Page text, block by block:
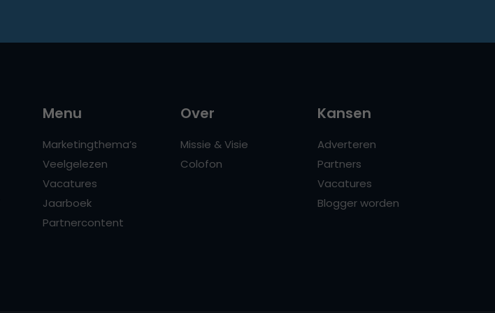
Menu
Marketingthema’s
Veelgelezen
Vacatures
Jaarboek
Partnercontent
Over
Missie & Visie
Colofon
Kansen
Adverteren
Partners
Vacatures
Blogger worden